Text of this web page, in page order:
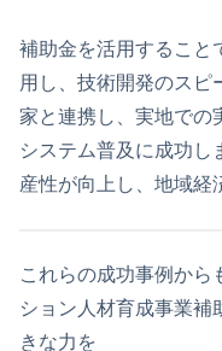
補助金を活用すること
用し、技術開発のスピ
家と連携し、実地での
システム普及に成功し
産性が向上し、地域経
これらの成功事例から
ション人材育成事業補
きな力を